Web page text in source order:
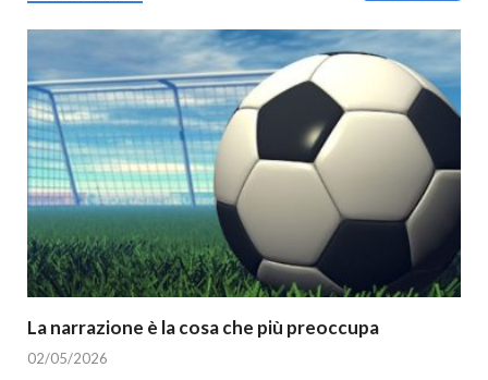
La narrazione è la cosa che più preoccupa
02/05/2026